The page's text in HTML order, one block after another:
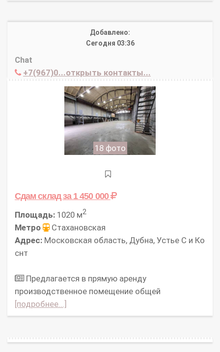
Добавлено:
Сегодня 03:36
Chat
+7(967)0...открыть контакты...
18 фото
Сдам складза 1 450 000
Площадь: 1020 м2
Метро
Стахановская
Адрес: Московская область, Дубна, Устье С и Ко
снт
Предлагается в прямую аренду
производственное помещение общей
[подробнее...]